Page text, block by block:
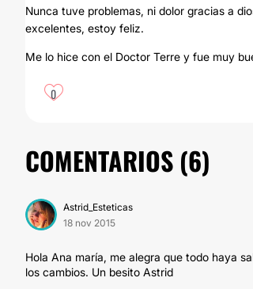
Nunca tuve problemas, ni dolor gracias a
excelentes, estoy feliz.
Me lo hice con el Doctor Terre y fue muy
0
COMENTARIOS (6)
Astrid_Esteticas
18 nov 2015
Hola Ana maría, me alegra que todo haya
los cambios. Un besito Astrid